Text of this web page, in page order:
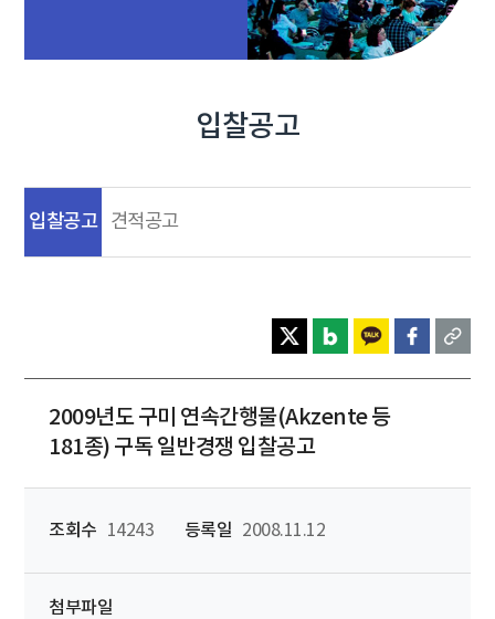
입찰공고
입찰공고 견적공고
2009년도 구미 연속간행물(Akzente 등
181종) 구독 일반경쟁 입찰공고
조회수 14243 등록일 2008.11.12
첨부파일